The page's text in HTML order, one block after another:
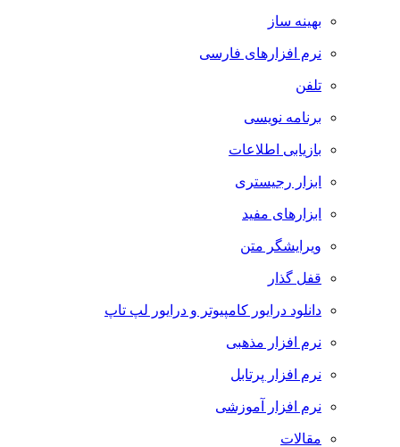
بهینه ساز
نرم افزارهای فارسی
تلفن
برنامه نویسی
بازیابی اطلاعات
ابزار رجیستری
ابزارهای مفید
ویرایشگر متن
قفل گذار
دانلود درایور کامپیوتر و درایور لپ تاپ
نرم افزار مذهبی
نرم افزار پرتابل
نرم افزار آموزشی
مقالات